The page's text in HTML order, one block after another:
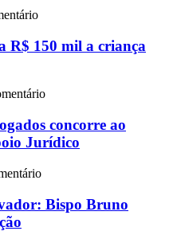
R$ 150 mil a criança
concorre ao
Jurídico
Bispo Bruno